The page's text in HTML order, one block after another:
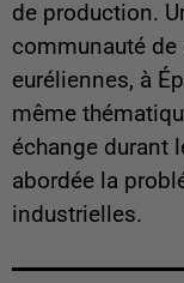
de production.
communauté
euréliennes, à
même
échange durant
abordée la
industrielles.